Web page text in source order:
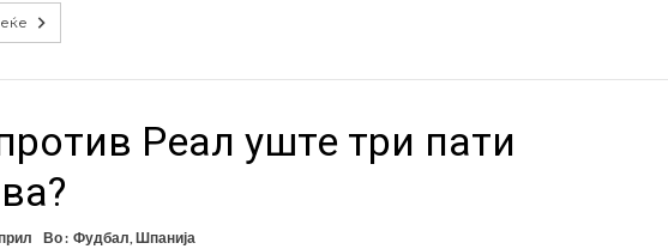
Реал уште три пати
Во : Фудбал Шпанија